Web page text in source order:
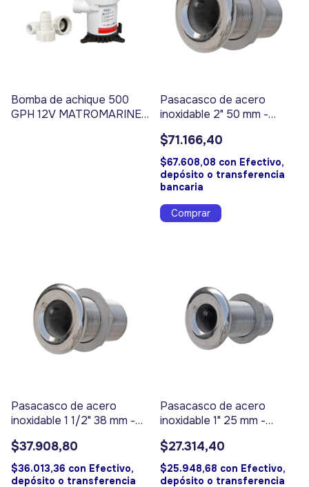
Bomba de achique 500
GPH 12V MATROMARINE -
Pasacasco de acero
inoxidable 2" 50 mm -
$71.166,40
$67.608,08 con Efectivo,
depósito o transferencia
bancaria
Pasacasco de acero
inoxidable 1 1/2" 38 mm -
$37.908,80
$36.013,36 con Efectivo,
depósito o transferencia
Pasacasco de acero
inoxidable 1" 25 mm -
$27.314,40
$25.948,68 con Efectivo,
depósito o transferencia